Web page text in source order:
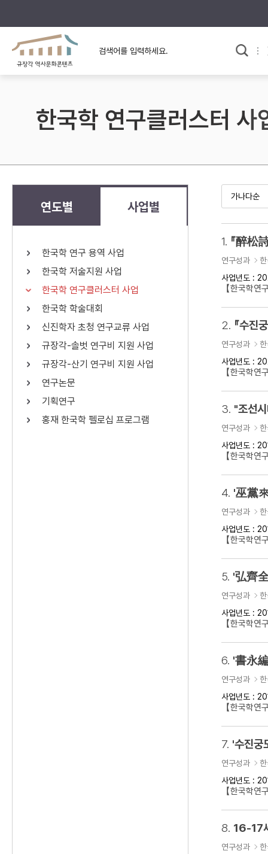
규장각의 어제와 오늘
규장각 소개영상
사료와 문학으로 본
고대
고려
조선 후기
근대
검색 연산자 사용안내
연산자
AND
OR 정조 OR 정약용 “정조” 또는 “
료를 검색
한국학 연구클러스터 사
연도별 사업별
한국학 연구 용역 사업
한국학 저술지원 사업
한국학 연구클러스터 사업
한국학 학술대회
신진학자 초청 연구교류 사업
규장각-솔벗 연구비 지원 사업
규장각-산기 연구비 지원 사업
연구논문
기획연구
홍재 한국학 펠로십 프로그램
1. 『醉松
연구성과
사업년도 :
【한국학
2. 『수진
연구성과
사업년도 :
【한국학
3.
연구성과
사업년도 :
【한국학
4. '巫黨
연구성과
사업년도 :
【한국학
5. '弘齊
연구성과
사업년도 :
【한국학
6. '書永
연구성과
사업년도 :
【한국학
7. '수진
연구성과
사업년도 :
【한국학
8. 16-17
연구성과